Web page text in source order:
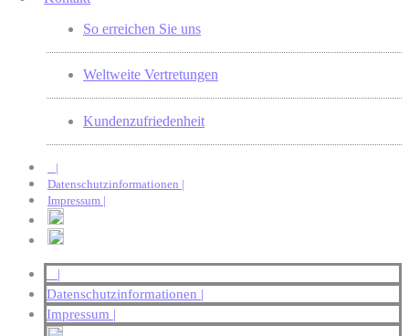
So erreichen Sie uns
Weltweite Vertretungen
Kundenzufriedenheit
|
Datenschutzinformationen |
Impressum |
|
Datenschutzinformationen |
Impressum |